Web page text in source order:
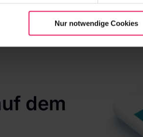
über die Cookie-Einstellungen ändern
Cookie-Richtlinie.
Nur notwendige Cookies
dem